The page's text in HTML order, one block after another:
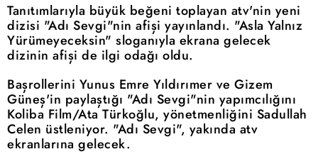
Tanıtımlarıyla büyük beğeni toplayan atv'nin yeni
dizisi "Adı Sevgi"nin afişi yayınlandı. "Asla Yalnız
Yürümeyeceksin" sloganıyla ekrana gelecek
dizinin afişi de ilgi odağı oldu.
Başrollerini Yunus Emre Yıldırımer ve Gizem
Güneş'in paylaştığı "Adı Sevgi"nin yapımcılığını
Koliba Film/Ata Türkoğlu, yönetmenliğini Sadullah
Celen üstleniyor. "Adı Sevgi", yakında atv
ekranlarına gelecek.